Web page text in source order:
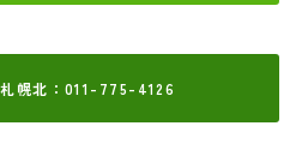
幌北：011-775-4126